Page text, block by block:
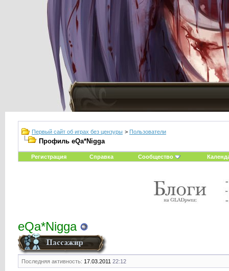
Первый сайт об играх без цензуры > Пользователи
Профиль eQa*Nigga
Регистрация Справка Сообщество
eQa*Nigga
Последняя активность: 17.03.2011 22:12